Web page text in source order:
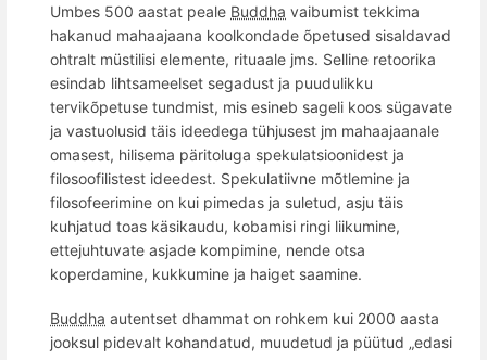
Umbes 500 aastat peale Buddha vaibumist tekkima
hakanud mahaajaana koolkondade õpetused sisaldavad
ohtralt müstilisi elemente, rituaale jms. Selline retoorika
esindab lihtsameelset segadust ja puudulikku
tervikõpetuse tundmist, mis esineb sageli koos sügavate
ja vastuolusid täis ideedega tühjusest jm mahaajaanale
omasest, hilisema päritoluga spekulatsioonidest ja
filosoofilistest ideedest. Spekulatiivne mõtlemine ja
filosofeerimine on kui pimedas ja suletud, asju täis
kuhjatud toas käsikaudu, kobamisi ringi liikumine,
ettejuhtuvate asjade kompimine, nende otsa
koperdamine, kukkumine ja haiget saamine.
Buddha autentset dhammat on rohkem kui 2000 aasta
jooksul pidevalt kohandatud, muudetud ja püütud „edasi